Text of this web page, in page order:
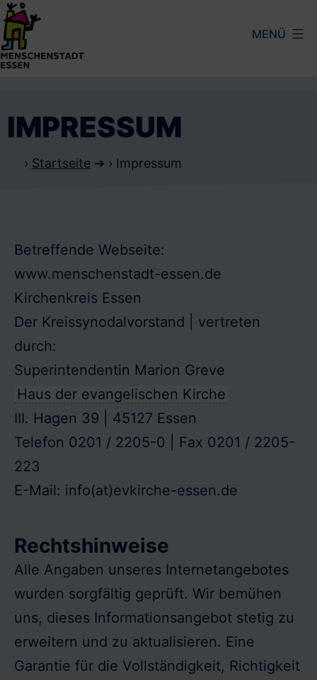
Zum
Inhalt
springen
MENÜ
IMPRESSUM
› Startseite➔ › Impressum
Betreffende Webseite:
www.menschenstadt-essen.de
Kirchenkreis Essen
Der Kreissynodalvorstand | vertreten
durch:
Superintendentin Marion Greve
Haus der evangelischen Kirche
III. Hagen 39 | 45127 Essen
Telefon 0201 / 2205-0 | Fax 0201 / 2205-
223
E-Mail: info(at)evkirche-essen.de
Rechtshinweise
Alle Angaben unseres Internetangebotes
wurden sorgfältig geprüft. Wir bemühen
uns, dieses Informationsangebot stetig zu
erweitern und zu aktualisieren. Eine
Garantie für die Vollständigkeit, Richtigkeit